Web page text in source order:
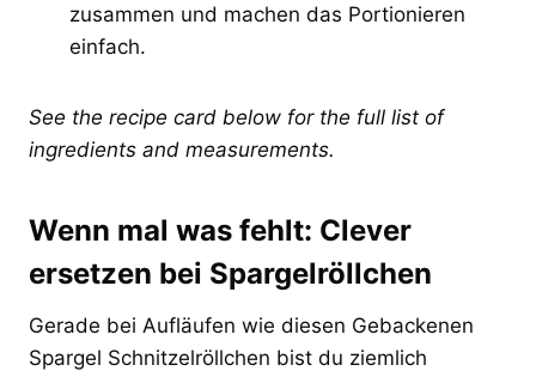
zusammen und machen das Portionieren
einfach.
See the recipe card below for the full list of
ingredients and measurements.
Wenn mal was fehlt: Clever
ersetzen bei Spargelröllchen
Gerade bei Aufläufen wie diesen Gebackenen
Spargel Schnitzelröllchen bist du ziemlich